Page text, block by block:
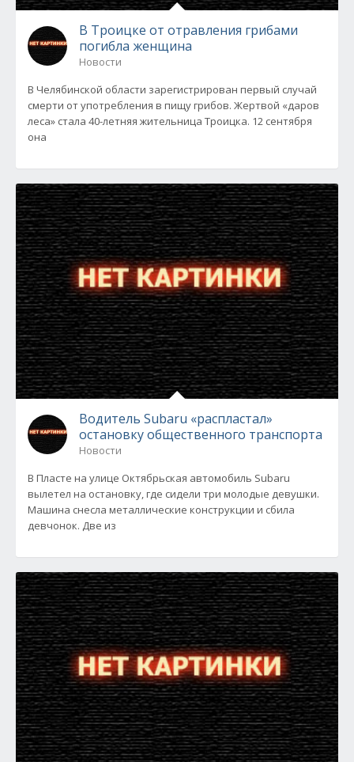
В Троицке от отравления грибами
погибла женщина
Новости
В Челябинской области зарегистрирован первый случай
смерти от употребления в пищу грибов. Жертвой «даров
леса» стала 40-летняя жительница Троицка. 12 сентября
она
Водитель Subaru «распластал»
остановку общественного транспорта
Новости
В Пласте на улице Октябрьская автомобиль Subaru
вылетел на остановку, где сидели три молодые девушки.
Машина снесла металлические конструкции и сбила
девчонок. Две из